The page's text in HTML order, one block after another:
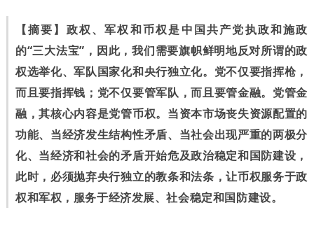
【摘要】 政权、军权和币权是中国共产党执政和施政
的“三大法宝”，因此，我们需要旗帜鲜明地反对所谓的政
权选举化、军队国家化和央行独立化。党不仅要指挥枪，
而且要指挥钱；党不仅要管军队，而且要管金融。党管金
融，其核心内容是党管币权。当资本市场丧失资源配置的
功能、当经济发生结构性矛盾、当社会出现严重的两极分
化、当经济和社会的矛盾开始危及政治稳定和国防建设，
此时，必须抛弃央行独立的教条和法条，让币权服务于政
权和军权，服务于经济发展、社会稳定和国防建设。